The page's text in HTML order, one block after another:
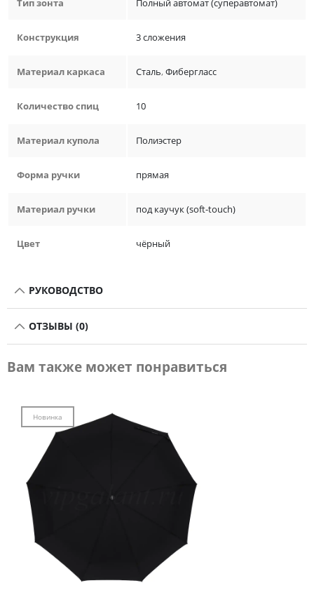
Тип зонта Полный автомат (суперавтомат)
Конструкция 3 сложения
Материал каркаса Сталь,Фибергласс
Количество спиц 10
Материал купола Полиэстер
Форма ручки прямая
Материал ручки под каучук (soft-touch)
Цвет чёрный
РУКОВОДСТВО
ОТЗЫВЫ (0)
Вам также может понравиться
Новинка